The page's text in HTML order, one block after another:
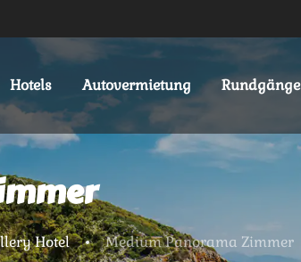
Hotels Autovermietung Rundgänge
Hotel Medium Panorama Zimmer